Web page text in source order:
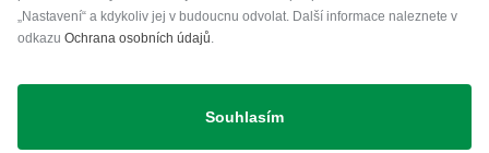
Přeprava
„Nastavení“ a kdykoliv jej v budoucnu odvolat. Další informace naleznete v
odkazu Ochrana osobních údajů.
Souhlasím